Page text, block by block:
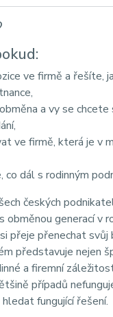
ve firmě a řešíte,
a vy se
ve firmě, která je v
dál s rodinným
českých
obměnou generací v
přeje přenechat
představuje nejen
a firemní
případů
fungující řešení.